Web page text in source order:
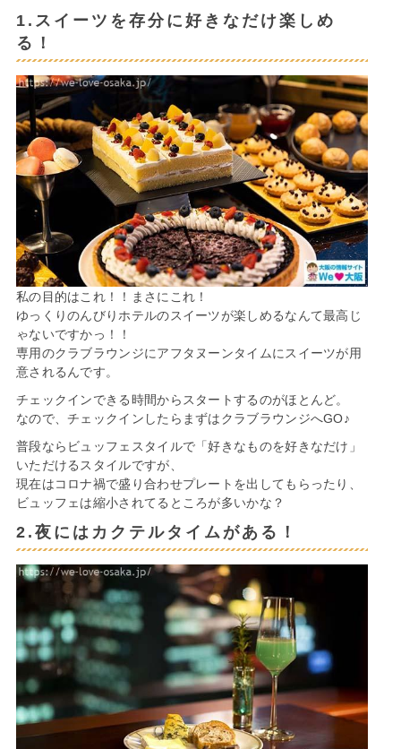
1.スイーツを存分に好きなだけ楽しめ
る！
私の目的はこれ！！まさにこれ！
ゆっくりのんびりホテルのスイーツが楽しめるなんて最高じ
ゃないですかっ！！
専用のクラブラウンジにアフタヌーンタイムにスイーツが用
意されるんです。
チェックインできる時間からスタートするのがほとんど。
なので、チェックインしたらまずはクラブラウンジへGO♪
普段ならビュッフェスタイルで「好きなものを好きなだけ」
いただけるスタイルですが、
現在はコロナ禍で盛り合わせプレートを出してもらったり、
ビュッフェは縮小されてるところが多いかな？
2.夜にはカクテルタイムがある！